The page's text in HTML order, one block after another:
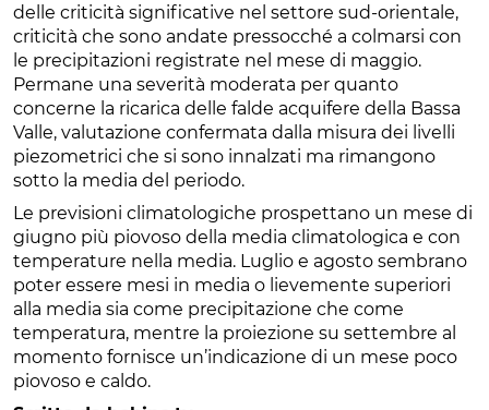
delle criticità significative nel settore sud-orientale,
criticità che sono andate pressocché a colmarsi con
le precipitazioni registrate nel mese di maggio.
Permane una severità moderata per quanto
concerne la ricarica delle falde acquifere della Bassa
Valle, valutazione confermata dalla misura dei livelli
piezometrici che si sono innalzati ma rimangono
sotto la media del periodo.
Le previsioni climatologiche prospettano un mese di
giugno più piovoso della media climatologica e con
temperature nella media. Luglio e agosto sembrano
poter essere mesi in media o lievemente superiori
alla media sia come precipitazione che come
temperatura, mentre la proiezione su settembre al
momento fornisce un’indicazione di un mese poco
piovoso e caldo.